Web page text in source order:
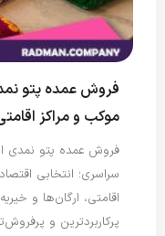
فروش عمده پتو
موکب و مراکز
فروش عمده پتو نمدی
سراسری؛ انتخابی
اقامتی، ارگان‌ها و
پرکاربردترین و